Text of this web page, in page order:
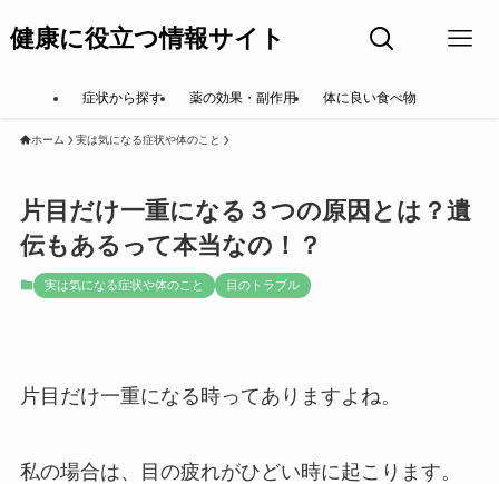
健康に役立つ情報サイト
症状から探す 薬の効果・副作用 体に良い食べ物
ホーム 実は気になる症状や体のこと
片目だけ一重になる３つの原因とは？遺
伝もあるって本当なの！？
実は気になる症状や体のこと 目のトラブル
片目だけ一重になる時ってありますよね。
私の場合は、目の疲れがひどい時に起こります。